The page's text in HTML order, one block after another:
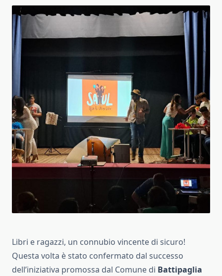
Libri e ragazzi, un connubio vincente di sicuro!
Questa volta è stato confermato dal successo
dell’iniziativa promossa dal Comune di Battipaglia